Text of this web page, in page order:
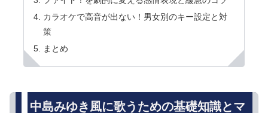
カラオケで高音が出ない！男女別のキー設定と対
策
まとめ
中島みゆき風に歌うための基礎知識とマ